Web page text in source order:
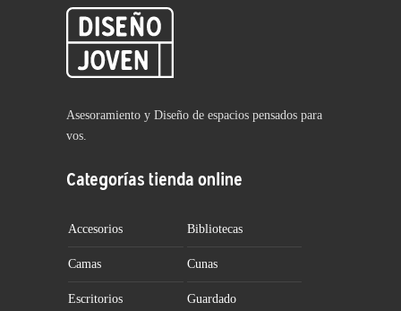
Asesoramiento y Diseño de espacios pensados para
vos.
Categorías tienda online
Accesorios Bibliotecas
Camas Cunas
Escritorios Guardado